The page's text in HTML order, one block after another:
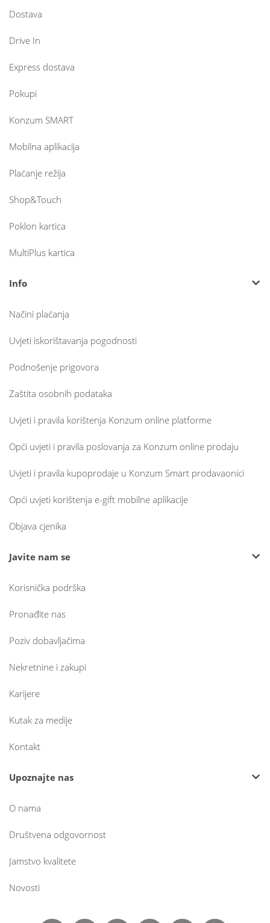
Dostava
Drive In
Express dostava
Pokupi
Konzum SMART
Mobilna aplikacija
Plaćanje režija
Shop&Touch
Poklon kartica
MultiPlus kartica
Info
Načini plaćanja
Uvjeti iskorištavanja pogodnosti
Podnošenje prigovora
Zaštita osobnih podataka
Uvjeti i pravila korištenja Konzum online platforme
Opći uvjeti i pravila poslovanja za Konzum online prodaju
Uvjeti i pravila kupoprodaje u Konzum Smart prodavaonici
Opći uvjeti korištenja e-gift mobilne aplikacije
Objava cjenika
Javite nam se
Korisnička podrška
Pronađite nas
Poziv dobavljačima
Nekretnine i zakupi
Karijere
Kutak za medije
Kontakt
Upoznajte nas
O nama
Društvena odgovornost
Jamstvo kvalitete
Novosti